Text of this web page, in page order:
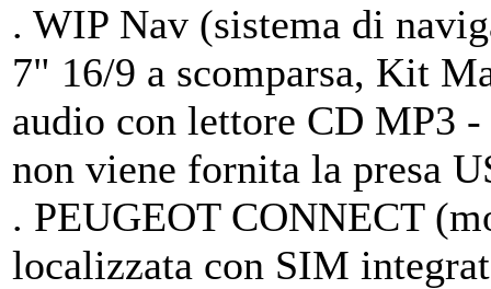
. WIP Nav (sistema di
7" 16/9 a scomparsa, Kit
audio con lettore CD MP3
non viene fornita la presa
. PEUGEOT CONNECT
localizzata con SIM